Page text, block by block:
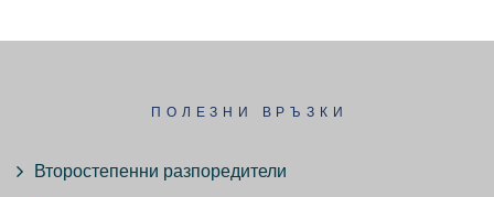
ПОЛЕЗНИ ВРЪЗКИ
Второстепенни разпоредители